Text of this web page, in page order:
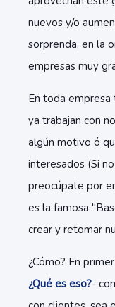
nuevos y/o
sorprenda, en la
empresas muy
En toda
ya trabajan con
algún motivo ó
interesados (Si
preocúpate por
es la famosa
crear y retomar
¿Cómo? En
¿Qué es eso?-